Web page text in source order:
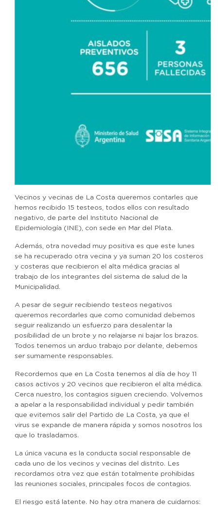
Vecinos y vecinas de La Costa queremos contarles que
hemos recibido 15 testeos, todos ellos con resultado
negativo, de parte del Instituto Nacional de
Epidemiología (INE), con sede en Mar del Plata.
Además, otra novedad muy positiva es que este lunes
se ha recuperado otra vecina y ya suman 20 los costeros
y costeras que recibieron el alta médica gracias al
trabajo de los integrantes del sistema de salud de la
Municipalidad.
A pesar de seguir recibiendo testeos negativos
queremos recordarles que como comunidad debemos
seguir realizando un esfuerzo para desalentar la
posibilidad de un brote y no relajarse ni bajar los brazos.
Todos tenemos un arduo trabajo por delante, debemos
ser sumamente responsables.
Recordemos que en La Costa tenemos al día de hoy 11
casos activos y 20 vecinos que recibieron el alta médica.
Cerca nuestro, los contagios siguen creciendo. Volvemos
a apelar a la responsabilidad individual y pedir también
que evitemos salir del Partido de La Costa, ya que el
virus se expande de manera rápida y somos nosotros los
que lo trasladamos.
La única vacuna es la conducta social responsable de
cada uno de los vecinos y vecinas del distrito. Les
recordamos otra vez que están totalmente prohibidas
las reuniones sociales, principales focos de contagios.
El riesgo está latente. No hay otra manera de cuidarnos: